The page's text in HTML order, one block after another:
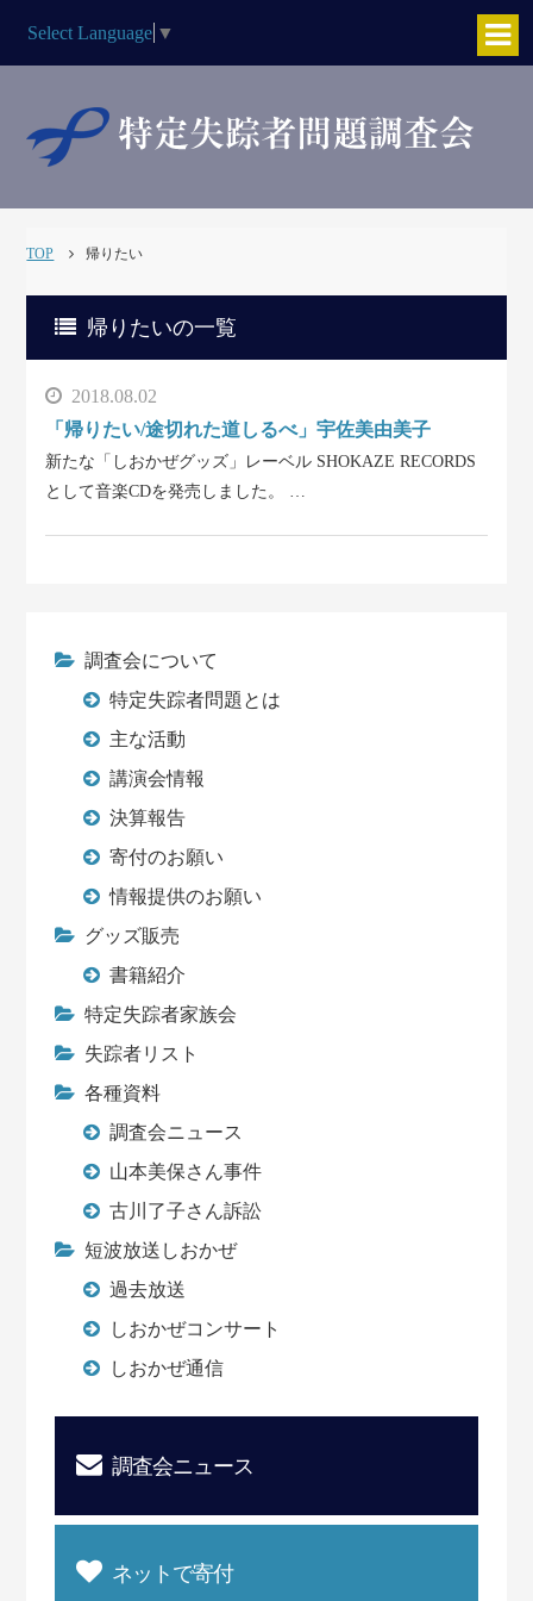
Select Language ▼
TOP 帰りたい
帰りたいの一覧
2018.08.02
「帰りたい/途切れた道しるべ」宇佐美由美子
新たな「しおかぜグッズ」レーベル SHOKAZE RECORDS
として音楽CDを発売しました。 …
調査会について
特定失踪者問題とは
主な活動
講演会情報
決算報告
寄付のお願い
情報提供のお願い
グッズ販売
書籍紹介
特定失踪者家族会
失踪者リスト
各種資料
調査会ニュース
山本美保さん事件
古川了子さん訴訟
短波放送しおかぜ
過去放送
しおかぜコンサート
しおかぜ通信
調査会ニュース
ネットで寄付